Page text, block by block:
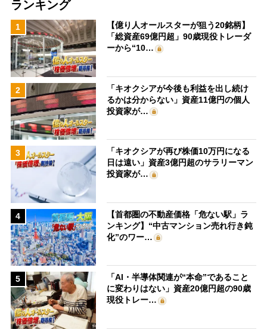
ランキング
1
【億り人オールスターが狙う20銘柄】
「総資産69億円超」90歳現役トレーダ
ーから“10…
2
「キオクシアが今後も利益を出し続け
るかは分からない」資産11億円の個人
投資家が…
3
「キオクシアが再び株価10万円になる
日は遠い」資産3億円超のサラリーマン
投資家が…
4
【首都圏の不動産価格「危ない駅」ラ
ンキング】“中古マンション売れ行き鈍
化”のワー…
5
「AI・半導体関連が“本命”であること
に変わりはない」資産20億円超の90歳
現役トレー…